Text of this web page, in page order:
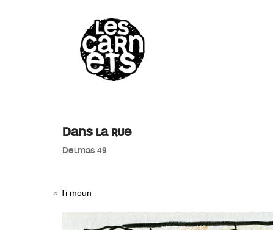
Dans la rue
Delmas 49
« Ti moun